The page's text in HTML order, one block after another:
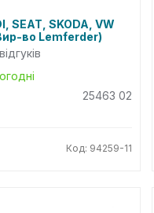
SEAT, SKODA, VW
во Lemferder)
25463 02
Код: 94259-11